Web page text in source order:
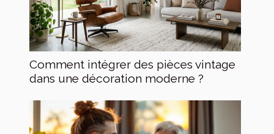
Comment intégrer des pièces vintage
dans une décoration moderne ?